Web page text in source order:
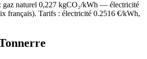
gaz naturel 0,227 kgCO₂/kWh — électricité
français). Tarifs : électricité 0.2516 €/kWh,